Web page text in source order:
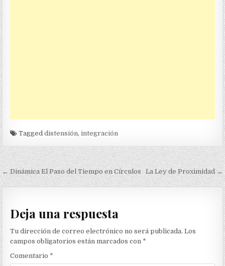
Taggeddistensión,integración
Navegación
de
entradas
← Dinámica El Paso del Tiempo en Círculos La Ley de Proximidad →
Deja una respuesta
Tu dirección de correo electrónico no será publicada. Los
campos obligatorios están marcados con *
Comentario *